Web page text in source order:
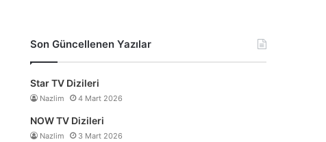
Son Güncellenen Yazılar
Star TV Dizileri
Nazlim 4 Mart 2026
NOW TV Dizileri
Nazlim 3 Mart 2026